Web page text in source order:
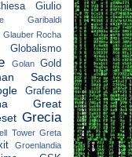
Giulio
Garibaldi
Glauber Rocha
Globalismo
Golan Gold
Sachs
Grafene
Great
Grecia
Tower Greta
Groenlandia